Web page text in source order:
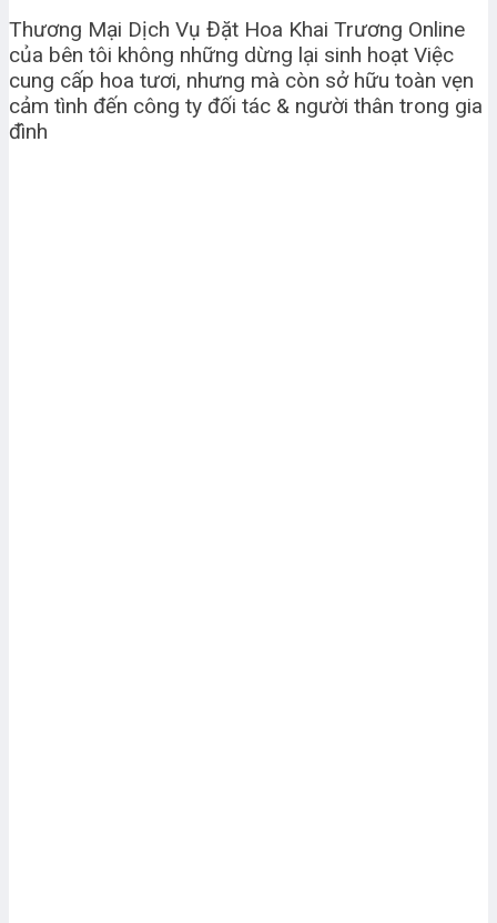
Thương Mại Dịch Vụ Đặt Hoa Khai Trương Online
của bên tôi không những dừng lại sinh hoạt Việc
cung cấp hoa tươi, nhưng mà còn sở hữu toàn vẹn
cảm tình đến công ty đối tác & người thân trong gia
đình